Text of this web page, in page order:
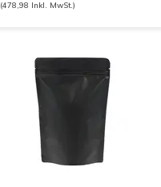
(478,98 Inkl. MwSt.)